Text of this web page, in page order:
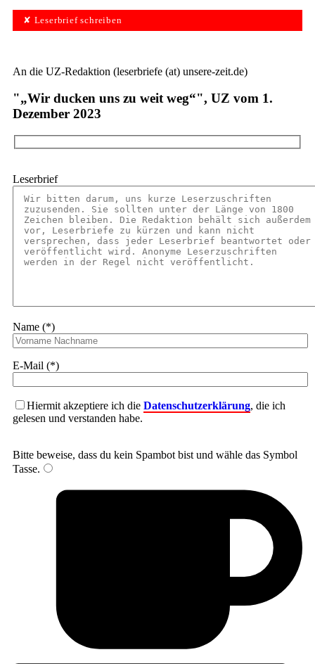
✘ Leserbrief schreiben
An die UZ-Redaktion (leserbriefe (at) unsere-zeit.de)
"„Wir ducken uns zu weit weg“", UZ vom 1.
Dezember 2023
Leserbrief
Name (*)
E-Mail (*)
Hiermit akzeptiere ich die Datenschutzerklärung, die ich
gelesen und verstanden habe.
Bitte beweise, dass du kein Spambot bist und wähle das Symbol
Tasse.